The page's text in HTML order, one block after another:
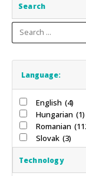
Search
Language:
English (4)
Hungarian (1)
Romanian
Slovak (3)
Technology